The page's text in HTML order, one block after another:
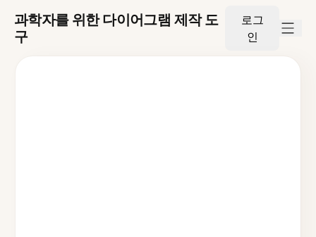
과학자를 위한 다이어그램 제작 도
구
로그
인